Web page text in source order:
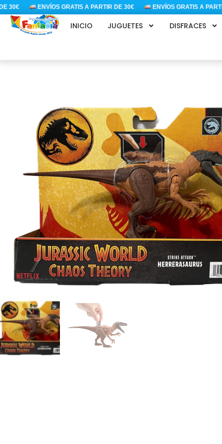
Ir
contenido
ENVÍOS GRATIS A PARTIR DE 30€ ENVÍOS GRATIS A PARTIR
INICIO JUGUETES DISFRACES